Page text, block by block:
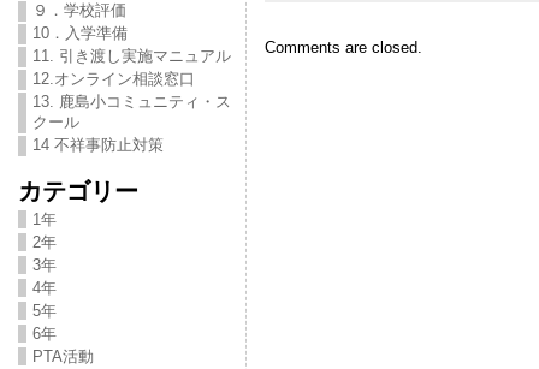
９．学校評価
10．入学準備
11. 引き渡し実施マニュアル
12.オンライン相談窓口
13. 鹿島小コミュニティ・ス
クール
14 不祥事防止対策
カテゴリー
1年
2年
3年
4年
5年
6年
PTA活動
Comments are closed.